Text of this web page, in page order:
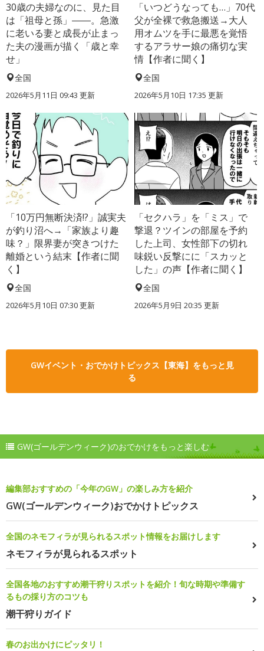
30歳の夫婦なのに、見た目
は「祖母と孫」――。急激
に老いる妻と成長が止まっ
た夫の漫画が描く「歳と幸
せ」
全国
2026年5月11日 09:43 更新
「いつどうなっても…」70代
父が全裸で救急搬送→大人
用オムツを手に最悪を覚悟
するアラサー娘の痛切な実
情【作者に聞く】
全国
2026年5月10日 17:35 更新
「10万円無断決済!?」誠実夫
が釣り沼へ→「家族より趣
味？」限界妻が突きつけた
離婚という結末【作者に聞
く】
全国
2026年5月10日 07:30 更新
「セクハラ」を「ミス」で
撃退？ツインの部屋を予約
した上司、女性部下の切れ
味鋭い反撃にに「スカッと
した」の声【作者に聞く】
全国
2026年5月9日 20:35 更新
GWイベント・おでかけトピックス【東海】をもっと見
る
GW(ゴールデンウィーク)のおでかけをもっと楽しむ
編集部おすすめの「今年のGW」の楽しみ方を紹介
GW(ゴールデンウィーク)おでかけトピックス
全国のネモフィラが見られるスポット情報をお届けします
ネモフィラが見られるスポット
全国各地のおすすめ潮干狩りスポットを紹介！旬な時期や準備す
るもの採り方のコツも
潮干狩りガイド
春のお出かけにピッタリ！